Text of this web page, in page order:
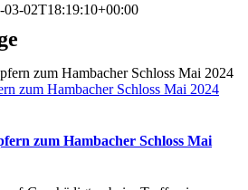
03-02T18:19:10+00:00
zum Hambacher Schloss Mai 2024
zum Hambacher Schloss Mai